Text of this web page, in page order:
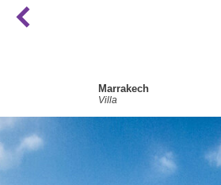
Marrakech
Villa